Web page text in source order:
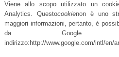
Viene allo scopo utilizzato un
Analytics. Questocookienon è uno
maggiori informazioni, pertanto, è
da Google
indirizzo:http://www.google.com/intl/